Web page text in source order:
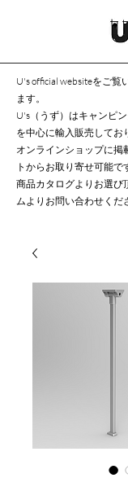
U's official websiteをご
ます。
U's（うず）はキャンピ
を中心に輸入販売してお
オンラインショップに掲
トからお取り寄せ可能で
商品カタログよりお選び
ムよりお問い合わせくだ